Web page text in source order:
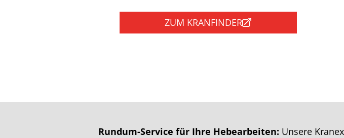
ZUM KRANFINDER
Rundum-Service für Ihre Hebearbeiten: Unsere